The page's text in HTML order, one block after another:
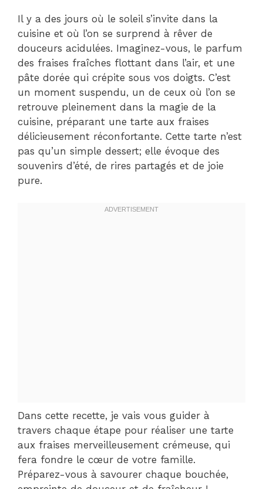
Il y a des jours où le soleil s’invite dans la
cuisine et où l’on se surprend à rêver de
douceurs acidulées. Imaginez-vous, le parfum
des fraises fraîches flottant dans l’air, et une
pâte dorée qui crépite sous vos doigts. C’est
un moment suspendu, un de ceux où l’on se
retrouve pleinement dans la magie de la
cuisine, préparant une tarte aux fraises
délicieusement réconfortante. Cette tarte n’est
pas qu’un simple dessert; elle évoque des
souvenirs d’été, de rires partagés et de joie
pure.
Dans cette recette, je vais vous guider à
travers chaque étape pour réaliser une tarte
aux fraises merveilleusement crémeuse, qui
fera fondre le cœur de votre famille.
Préparez-vous à savourer chaque bouchée,